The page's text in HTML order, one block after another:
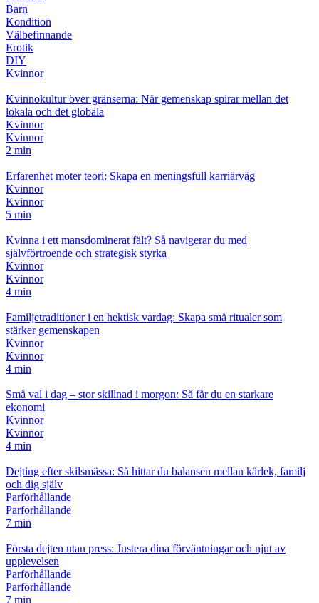
Barn
Kondition
Välbefinnande
Erotik
DIY
Kvinnor
Kvinnokultur över gränserna: När gemenskap spirar mellan det
lokala och det globala
Kvinnor
Kvinnor
2 min
Erfarenhet möter teori: Skapa en meningsfull karriärväg
Kvinnor
Kvinnor
5 min
Kvinna i ett mansdominerat fält? Så navigerar du med
självförtroende och strategisk styrka
Kvinnor
Kvinnor
4 min
Familjetraditioner i en hektisk vardag: Skapa små ritualer som
stärker gemenskapen
Kvinnor
Kvinnor
4 min
Små val i dag – stor skillnad i morgon: Så får du en starkare
ekonomi
Kvinnor
Kvinnor
4 min
Dejting efter skilsmässa: Så hittar du balansen mellan kärlek, familj
och dig själv
Parförhållande
Parförhållande
7 min
Första dejten utan press: Justera dina förväntningar och njut av
upplevelsen
Parförhållande
Parförhållande
7 min